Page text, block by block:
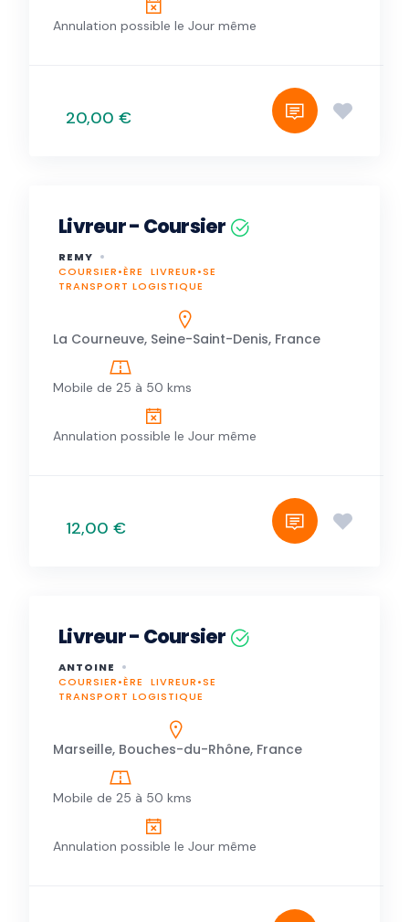
Annulation possible le Jour même
20,00 €
Livreur - Coursier
REMY
COURSIER•ÈRE
LIVREUR•SE
TRANSPORT LOGISTIQUE
La Courneuve, Seine-Saint-Denis, France
Mobile de 25 à 50 kms
Annulation possible le Jour même
12,00 €
Livreur - Coursier
ANTOINE
COURSIER•ÈRE
LIVREUR•SE
TRANSPORT LOGISTIQUE
Marseille, Bouches-du-Rhône, France
Mobile de 25 à 50 kms
Annulation possible le Jour même